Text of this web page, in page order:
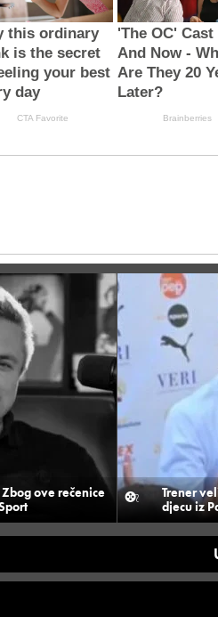
ove rečenice
Trener
djecu iz